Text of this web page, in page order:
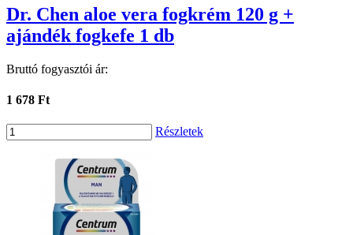
Dr. Chen aloe vera fogkrém 120 g +
ajándék fogkefe 1 db
Bruttó fogyasztói ár:
1 678 Ft
Részletek